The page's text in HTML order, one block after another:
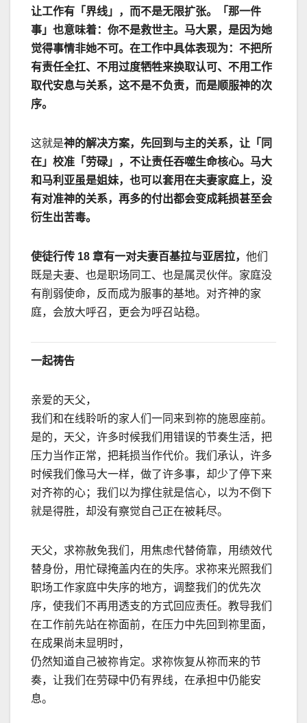
让工作有「界线」，而不是无限扩张。「那一件
事」也意味着：你不是救世主。马大累，是因为她
觉得事情非她不可。在工作中具体表现为：不把所
有责任全扛、不用过度牺牲来换取认可、不用工作
取代安息与关系，这不是不负责，而是顺服神的次
序。
这就是神的解决方案，先回到与主的关系，让「同
在」校准「劳碌」，不让责任吞噬生命核心。马大
和马利亚虽是姐妹，也可以套用在夫妻家庭上，没
有对准神的关系，再多的付出都会变成耗损甚至会
衍生出苦毒。
使徒行传 18 章有一对夫妻百基拉与亚居拉， 他们
既是夫妻、也是职场同工、也是属灵伙伴。家庭没
有削弱使命，反而成为服事的基地。对齐神的家
庭，会放大呼召，更会为呼召站稳。
一起祷告
亲爱的天父，
我们和在线聆听的家人们一同来到祢的施恩座前。
是的，天父，许多时候我们用错误的节奏生活，把
压力当作正常，把耗损当作代价。我们承认，许多
时候我们像马大一样，做了许多事，却少了停下来
对齐祢的心；我们以为撑住就是信心，以为不倒下
就是得胜，却没有察觉自己正在被耗尽。
天父，求祢赦免我们，用焦虑代替倚靠，用绩效代
替身份，用忙碌掩盖内在的失序。求祢来光照我们
职场工作家庭中失序的地方，调整我们的优先次
序，使我们不再用透支的方式回应责任。教导我们
在工作前先站在祢面前，在压力中先回到祢里面，
在成果尚未显明时，
仍然知道自己被祢肯定。求祢恢复从祢而来的节
奏，让我们在劳碌中仍有界线，在承担中仍能安
息。